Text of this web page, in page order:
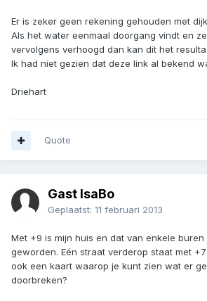
Er is zeker geen rekening gehouden met
Als het water eenmaal doorgang vindt en
vervolgens verhoogd dan kan dit het
Ik had niet gezien dat deze link al bekend
Driehart
Quote
Gast IsaBo
Geplaatst: 11 februari 2013
Met +9 is mijn huis en dat van enkele buren
geworden. Eén straat verderop staat met
ook een kaart waarop je kunt zien wat er
doorbreken?